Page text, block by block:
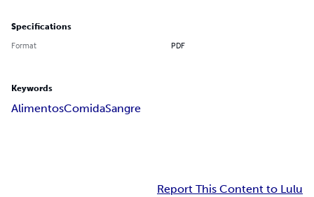
Specifications
Format PDF
Keywords
AlimentosComidaSangre
Report This Content to Lulu